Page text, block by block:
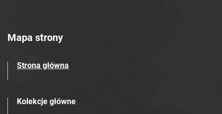
Mapa strony
Strona główna
Kolekcje główne